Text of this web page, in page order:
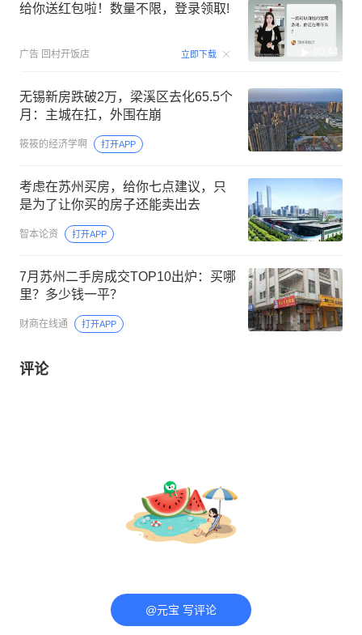
给你送红包啦！数量不限，登录领取!
广告 回村开饭店 立即下载 00:44
无锡新房跌破2万，梁溪区去化65.5个
月：主城在扛，外围在崩
筱筱的经济学啊 打开APP
考虑在苏州买房，给你七点建议，只
是为了让你买的房子还能卖出去
智本论资 打开APP
7月苏州二手房成交TOP10出炉：买哪
里？多少钱一平？
财商在线通 打开APP
评论
@元宝 写评论